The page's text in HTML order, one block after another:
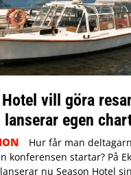
Hotel vill göra
egen
Hur får man
konferensen startar? På
nu Season Hotel